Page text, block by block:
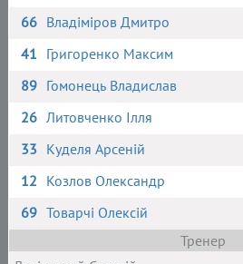
66 Владіміров Дмитро
41 Григоренко Максим
89 Гомонець Владислав
26 Литовченко Ілля
33 Куделя Арсеній
12 Козлов Олександр
69 Товарчі Олексій
Тренер